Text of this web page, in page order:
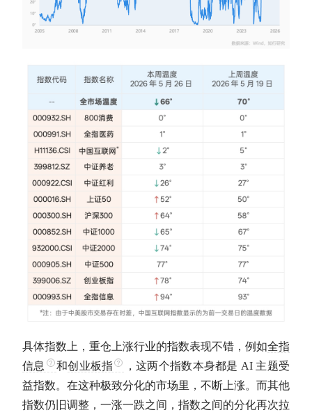
具体指数上，重仓上涨行业的指数表现不错，例如全指
信息
和创业板指
，这两个指数本身都是 AI 主题受
益指数。在这种极致分化的市场里，不断上涨。而其他
指数仍旧调整，一涨一跌之间，指数之间的分化再次拉